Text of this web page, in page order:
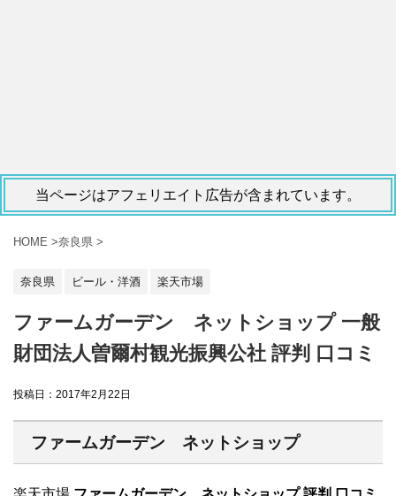
当ページはアフェリエイト広告が含まれています。
HOME >奈良県 >
奈良県 ビール・洋酒 楽天市場
ファームガーデン ネットショップ 一般
財団法人曽爾村観光振興公社 評判 口コミ
投稿日： 2017年2月22日
ファームガーデン ネットショップ